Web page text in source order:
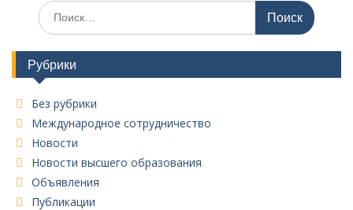
Поиск
по:
Рубрики
Без рубрики
Международное сотрудничество
Новости
Новости высшего образования
Объявления
Публикации